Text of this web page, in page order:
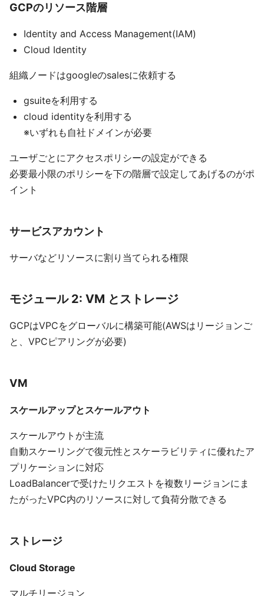
GCPのリソース階層
Identity and Access Management(IAM)
Cloud Identity
組織ノードはgoogleのsalesに依頼する
gsuiteを利用する
cloud identityを利用する
※いずれも自社ドメインが必要
ユーザごとにアクセスポリシーの設定ができる
必要最小限のポリシーを下の階層で設定してあげるのがポ
イント
サービスアカウント
サーバなどリソースに割り当てられる権限
モジュール 2: VM とストレージ
GCPはVPCをグローバルに構築可能(AWSはリージョンご
と、VPCピアリングが必要)
VM
スケールアップとスケールアウト
スケールアウトが主流
自動スケーリングで復元性とスケーラビリティに優れたア
プリケーションに対応
LoadBalancerで受けたリクエストを複数リージョンにま
たがったVPC内のリソースに対して負荷分散できる
ストレージ
Cloud Storage
マルチリージョン